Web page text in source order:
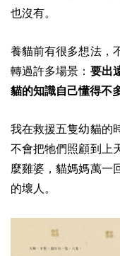
也沒有。
養貓前有很多想法，
轉過許多場景： 要出
貓的知識自己懂得不
我在救援五隻幼貓的
不會把牠們照顧到上
麼雞婆，貓媽媽萬一
的壞人。